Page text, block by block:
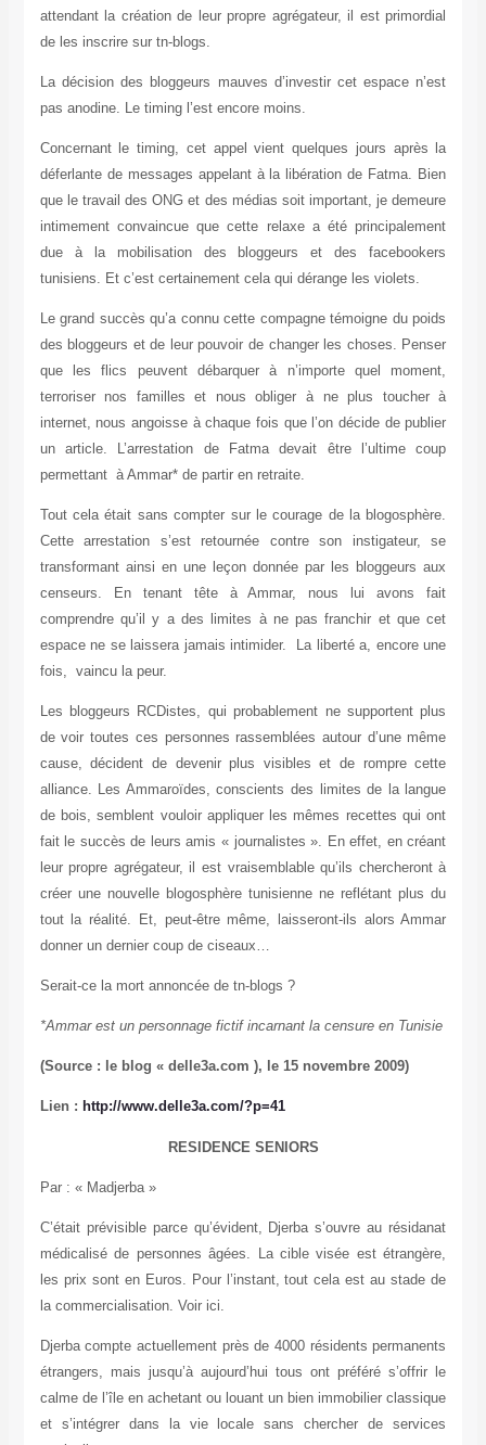
attendant la création de leur propre agrégateur, il est primordial
de les inscrire sur tn-blogs.
La décision des bloggeurs mauves d’investir cet espace n’est
pas anodine. Le timing l’est encore moins.
Concernant le timing, cet appel vient quelques jours après la
déferlante de messages appelant à la libération de Fatma. Bien
que le travail des ONG et des médias soit important, je demeure
intimement convaincue que cette relaxe a été principalement
due à la mobilisation des bloggeurs et des facebookers
tunisiens. Et c’est certainement cela qui dérange les violets.
Le grand succès qu’a connu cette compagne témoigne du poids
des bloggeurs et de leur pouvoir de changer les choses. Penser
que les flics peuvent débarquer à n’importe quel moment,
terroriser nos familles et nous obliger à ne plus toucher à
internet, nous angoisse à chaque fois que l’on décide de publier
un article. L’arrestation de Fatma devait être l’ultime coup
permettant à Ammar* de partir en retraite.
Tout cela était sans compter sur le courage de la blogosphère.
Cette arrestation s’est retournée contre son instigateur, se
transformant ainsi en une leçon donnée par les bloggeurs aux
censeurs. En tenant tête à Ammar, nous lui avons fait
comprendre qu’il y a des limites à ne pas franchir et que cet
espace ne se laissera jamais intimider. La liberté a, encore une
fois, vaincu la peur.
Les bloggeurs RCDistes, qui probablement ne supportent plus
de voir toutes ces personnes rassemblées autour d’une même
cause, décident de devenir plus visibles et de rompre cette
alliance. Les Ammaroïdes, conscients des limites de la langue
de bois, semblent vouloir appliquer les mêmes recettes qui ont
fait le succès de leurs amis « journalistes ». En effet, en créant
leur propre agrégateur, il est vraisemblable qu’ils chercheront à
créer une nouvelle blogosphère tunisienne ne reflétant plus du
tout la réalité. Et, peut-être même, laisseront-ils alors Ammar
donner un dernier coup de ciseaux…
Serait-ce la mort annoncée de tn-blogs ?
*Ammar est un personnage fictif incarnant la censure en Tunisie
(Source : le blog « delle3a.com ), le 15 novembre 2009)
Lien : http://www.delle3a.com/?p=41
RESIDENCE SENIORS
Par : « Madjerba »
C’était prévisible parce qu’évident, Djerba s’ouvre au résidanat
médicalisé de personnes âgées. La cible visée est étrangère,
les prix sont en Euros. Pour l’instant, tout cela est au stade de
la commercialisation. Voir ici.
Djerba compte actuellement près de 4000 résidents permanents
étrangers, mais jusqu’à aujourd’hui tous ont préféré s’offrir le
calme de l’île en achetant ou louant un bien immobilier classique
et s’intégrer dans la vie locale sans chercher de services